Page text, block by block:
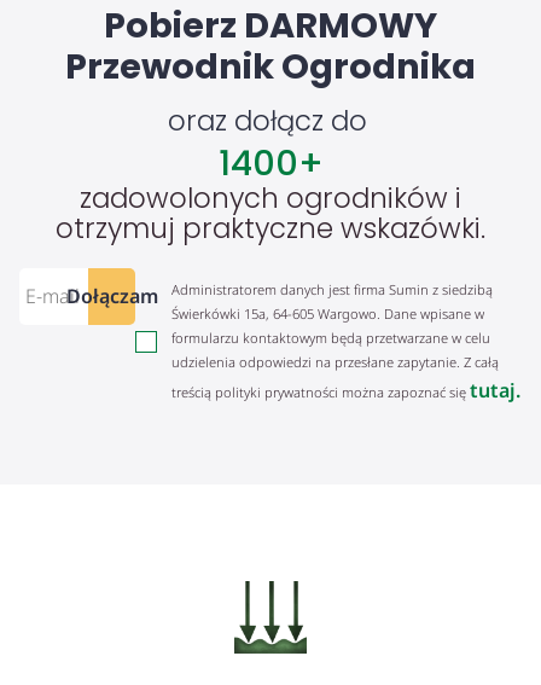
Pobierz DARMOWY
Przewodnik Ogrodnika
oraz dołącz do
zadowolonych ogrodników i
otrzymuj praktyczne wskazówki.
1400+
Dołączam
Administratorem danych jest firma Sumin z siedzibą
Świerkówki 15a, 64-605 Wargowo. Dane wpisane w
formularzu kontaktowym będą przetwarzane w celu
udzielenia odpowiedzi na przesłane zapytanie. Z całą
treścią polityki prywatności można zapoznać się tutaj.